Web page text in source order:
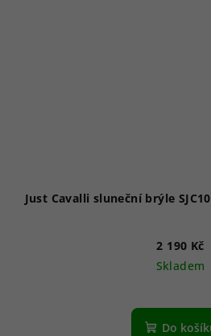
2 190 Kč
Skladem
Do